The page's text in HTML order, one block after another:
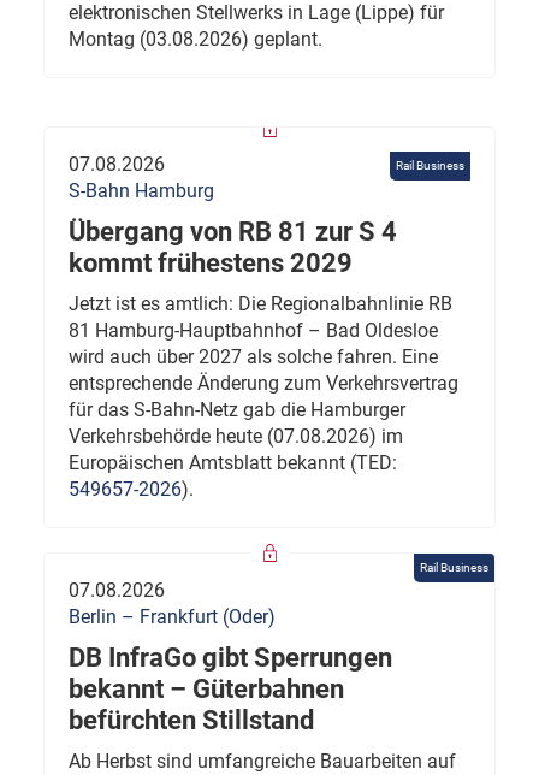
elektronischen Stellwerks in Lage (Lippe) für
Montag (03.08.2026) geplant.
Rail Business
07.08.2026
S-Bahn Hamburg
Übergang von RB 81 zur S 4
kommt frühestens 2029
Jetzt ist es amtlich: Die Regionalbahnlinie RB
81 Hamburg-Hauptbahnhof – Bad Oldesloe
wird auch über 2027 als solche fahren. Eine
entsprechende Änderung zum Verkehrsvertrag
für das S-Bahn-Netz gab die Hamburger
Verkehrsbehörde heute (07.08.2026) im
Europäischen Amtsblatt bekannt (TED:
549657-2026).
Rail Business
07.08.2026
Berlin – Frankfurt (Oder)
DB InfraGo gibt Sperrungen
bekannt – Güterbahnen
befürchten Stillstand
Ab Herbst sind umfangreiche Bauarbeiten auf